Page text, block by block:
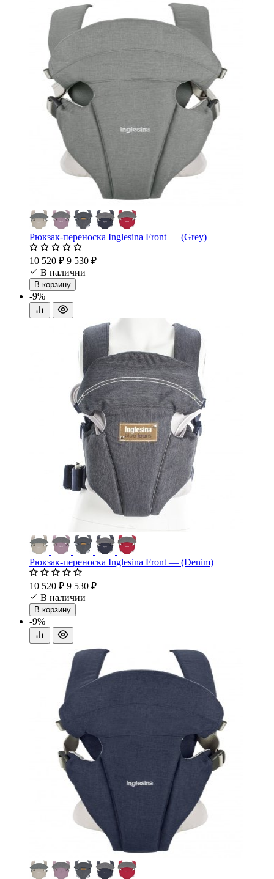
Рюкзак-переноска Inglesina Front — (Grey)
10 520 ₽ 9 530 ₽
В наличии
В корзину
-9%
Рюкзак-переноска Inglesina Front — (Denim)
10 520 ₽ 9 530 ₽
В наличии
В корзину
-9%